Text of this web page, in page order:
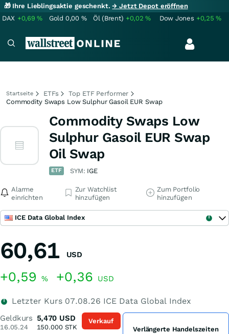
🎁 Ihre Lieblingsaktie geschenkt.→ Jetzt Depot eröffnen
DAX +0,69% Gold 0,00 % Öl (Brent) +0,02% Dow Jones +0,25%
Startseite ETFs
Top ETF Performer
Commodity Swaps Low Sulphur Gasoil EUR Swap
Commodity Swaps Low
Sulphur Gasoil EUR Swap
Oil Swap
ETF SYM: IGE
Alarme
einrichten
Zur Watchlist
hinzufügen
Zum Portfolio
hinzufügen
ICE Data Global Index
60,61 USD
+0,59 % +0,36 USD
Letzter Kurs 07.08.26 ICE Data Global Index
Geldkurs
16.05.24
5,470 USD
150.000STK
Verkauf
Verlängerte Handelszeiten